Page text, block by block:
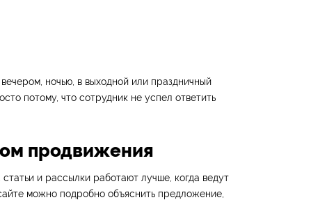
ночью, в выходной или праздничный
потому, что сотрудник не успел ответить
продвижения
и рассылки работают лучше, когда ведут
можно подробно объяснить предложение,